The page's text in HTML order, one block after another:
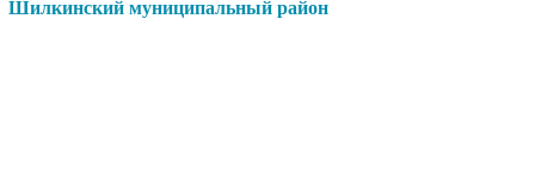
Шилкинский муниципальный район